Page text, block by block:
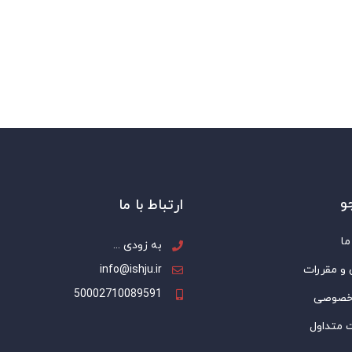
و مقررات
خصوصی
متداول
ارتباط با ما
به زودی ...
info@ishju.ir
50002710089591